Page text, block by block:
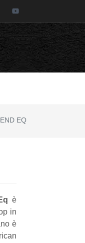
Twitter
EQ
è
in
è